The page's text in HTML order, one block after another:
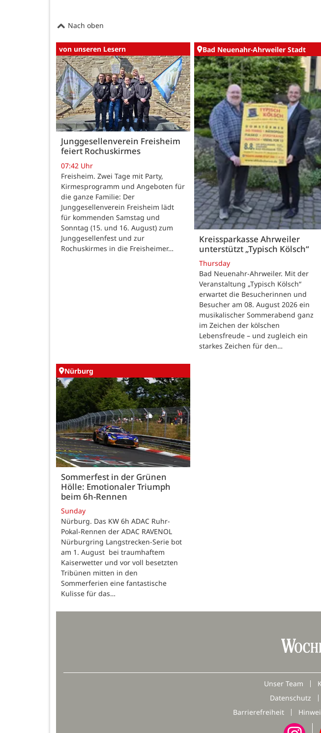
Nach oben
von unseren Lesern
Junggesellenverein Freisheim
feiert Rochuskirmes
07:42 Uhr
Freisheim. Zwei Tage mit Party,
Kirmesprogramm und Angeboten für
die ganze Familie: Der
Junggesellenverein Freisheim lädt
für kommenden Samstag und
Sonntag (15. und 16. August) zum
Junggesellenfest und zur
Rochuskirmes in die Freisheimer…
Bad Neuenahr-Ahrweiler Stadt
Kreissparkasse Ahrweiler
unterstützt „Typisch Kölsch“
Thursday
Bad Neuenahr-Ahrweiler. Mit der
Veranstaltung „Typisch Kölsch“
erwartet die Besucherinnen und
Besucher am 08. August 2026 ein
musikalischer Sommerabend ganz
im Zeichen der kölschen
Lebensfreude – und zugleich ein
starkes Zeichen für den…
Nürburg
Sommerfest in der Grünen
Hölle: Emotionaler Triumph
beim 6h-Rennen
Sunday
Nürburg. Das KW 6h ADAC Ruhr-
Pokal-Rennen der ADAC RAVENOL
Nürburgring Langstrecken-Serie bot
am 1. August bei traumhaftem
Kaiserwetter und vor voll besetzten
Tribünen mitten in den
Sommerferien eine fantastische
Kulisse für das…
Unser Team
Datenschutz
Barrierefreiheit